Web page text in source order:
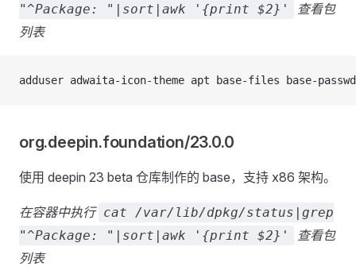
"^Package: "|sort|awk '{print $2}'
查看包
列表
adduser adwaita-icon-theme apt base-files base-
org.deepin.foundation/23.0.0
使用 deepin 23 beta 仓库制作的 base，支持 x86 架构。
在容器中执行 cat /var/lib/dpkg/status|grep
"^Package: "|sort|awk '{print $2}'
查看包
列表